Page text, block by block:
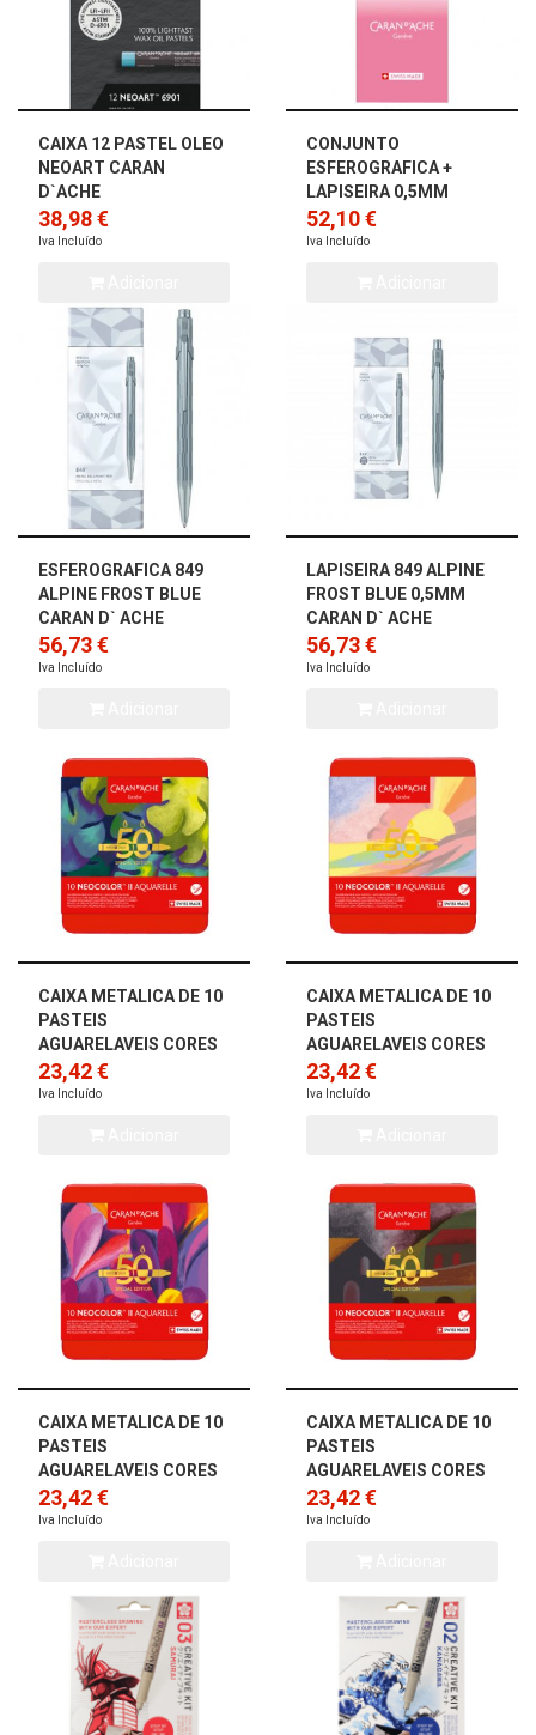
CAIXA 12 PASTEL OLEO
NEOART CARAN
D`ACHE
38,98 €
Iva Incluído
CONJUNTO
ESFEROGRAFICA +
LAPISEIRA 0,5MM
849/844 CARAN D´
ACHE
52,10 €
Iva Incluído
ESFEROGRAFICA 849
ALPINE FROST BLUE
CARAN D` ACHE
56,73 €
Iva Incluído
LAPISEIRA 849 ALPINE
FROST BLUE 0,5MM
CARAN D` ACHE
56,73 €
Iva Incluído
CAIXA METALICA DE 10
PASTEIS
AGUARELAVEIS CORES
EXUBERANTE
NEOCOLOR II CARAN
23,42 €
Iva Incluído
CAIXA METALICA DE 10
PASTEIS
AGUARELAVEIS CORES
PASTEL NEOCOLOR II
CARAN D` ACH...
23,42 €
Iva Incluído
CAIXA METALICA DE 10
PASTEIS
AGUARELAVEIS CORES
POP NEOCOLOR II
CARAN D` ACHE
23,42 €
Iva Incluído
CAIXA METALICA DE 10
PASTEIS
AGUARELAVEIS CORES
ESCURO NEOCOLOR II
CARAN D` ACH...
23,42 €
Iva Incluído